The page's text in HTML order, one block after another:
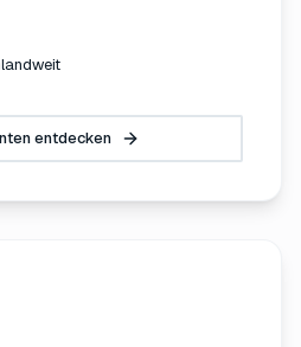
entdecken